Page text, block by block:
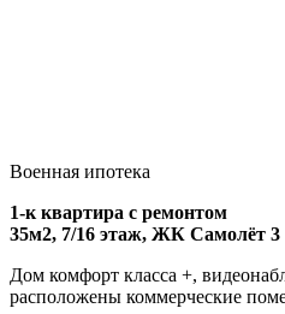
Военная ипотека
1-к квартира с ремонтом
35м2, 7/16 этаж, ЖК Самолёт 3
Дом комфорт класса +,
расположены коммерческие